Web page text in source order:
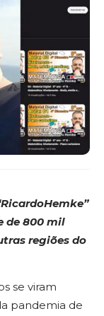
de 800 mil
regiões do
se viram
pandemia de